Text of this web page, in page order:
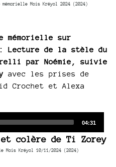
Mois Kréyol 2024 (2024)
mémorielle sur
: Lecture de la stèle du
par Noémie, suivie
avec les prises de
Crochet et Alexa
Total
04:31
colère de Ti Zorey
Mois Kréyol 10/11/2024 (2024)